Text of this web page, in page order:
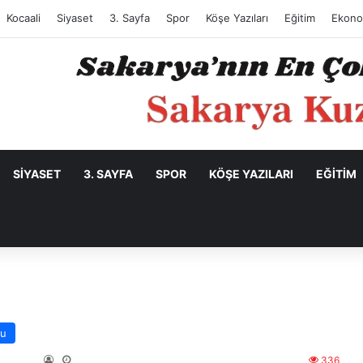
Kocaali Siyaset 3. Sayfa Spor Köşe Yazıları Eğitim
SIYASET 3. SAYFA SPOR KÖŞE YAZILARI EĞITIM
336